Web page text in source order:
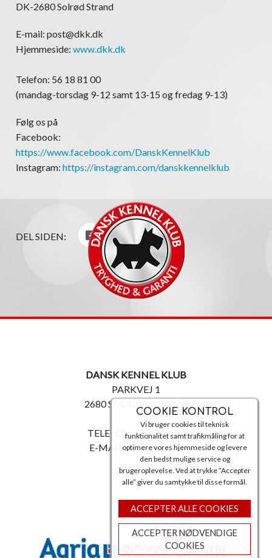
COOKIE KONTROL
Vi bruger cookies til teknisk
funktionalitet samt trafikmåling for at
optimere vores hjemmeside og levere
den bedst mulige service og
brugeroplevelse. Ved at trykke ”Accepter
alle” giver du samtykke til disse formål.
ACCEPTER ALLE COOKIES
ACCEPTER NØDVENDIGE
COOKIES
DK-2680 Solrød Strand
E-mail: post@dkk.dk
Hjemmeside: www.dkk.dk
Telefon: 56 18 81 00
(mandag-torsdag 9-12 samt 13-15 og fredag 9-13)
Følg os på
Facebook:
https://www.facebook.com/DanskKennelKlub
Instagram: https://instagram.com/danskkennelklub
DEL SIDEN:
DANSK KENNEL KLUB
PARKVEJ 1
2680 SOLRØD STRAND
TELEFON: 56 18 81 00
E-MAIL:post@dkk.dk